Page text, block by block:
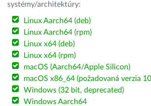
systémy/architektúry:
Linux Aarch64 (deb)
Linux Aarch64 (rpm)
Linux x64 (deb)
Linux x64 (rpm)
macOS (Aarch64/Apple Silicon)
macOS x86_64 (požadovaná verzia
Windows (32 bit, deprecated)
Windows Aarch64